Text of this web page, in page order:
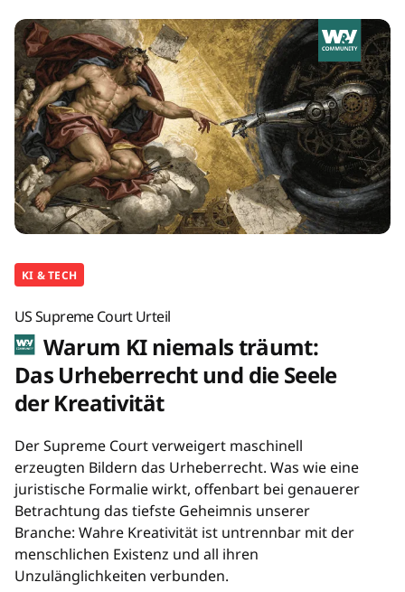
KI & TECH
US Supreme Court Urteil
Warum KI niemals träumt:
Das Urheberrecht und die Seele
der Kreativität
Der Supreme Court verweigert maschinell
erzeugten Bildern das Urheberrecht. Was wie eine
juristische Formalie wirkt, offenbart bei genauerer
Betrachtung das tiefste Geheimnis unserer
Branche: Wahre Kreativität ist untrennbar mit der
menschlichen Existenz und all ihren
Unzulänglichkeiten verbunden.